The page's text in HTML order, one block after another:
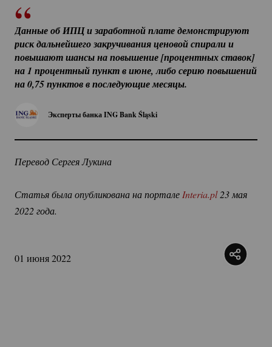
Эксперты банка ING Bank Śląski
Данные об ИПЦ и заработной плате демонстрируют
риск дальнейшего закручивания ценовой спирали и
повышают шансы на повышение [процентных ставок]
на 1 процентный пункт в июне, либо серию повышений
на 0,75 пунктов в последующие месяцы.
Перевод Сергея Лукина
Статья была опубликована на портале Interia.pl 23 мая
2022 года.
01 июня 2022